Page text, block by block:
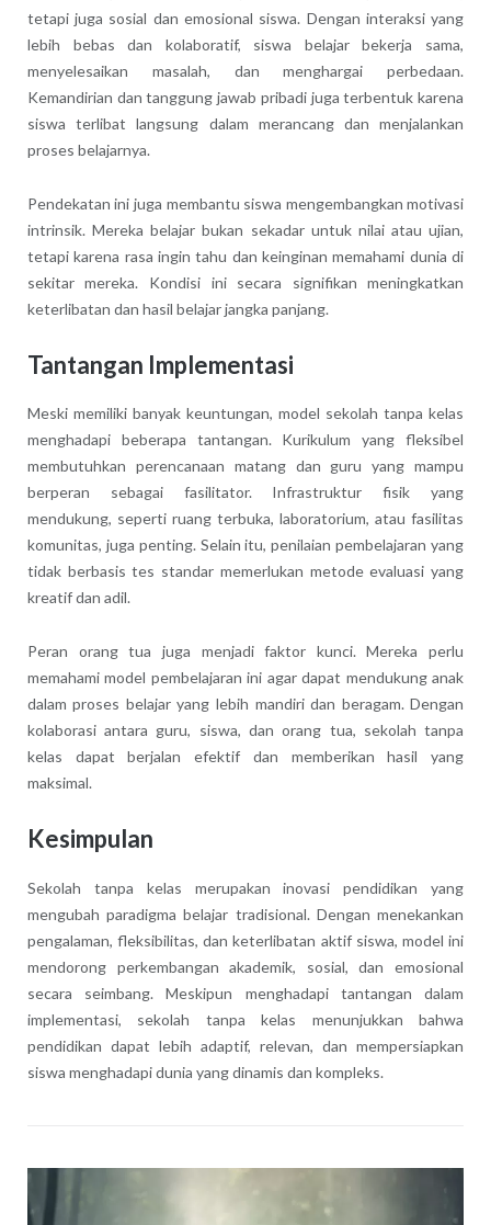
tetapi juga sosial dan emosional siswa. Dengan interaksi yang
lebih bebas dan kolaboratif, siswa belajar bekerja sama,
menyelesaikan masalah, dan menghargai perbedaan.
Kemandirian dan tanggung jawab pribadi juga terbentuk karena
siswa terlibat langsung dalam merancang dan menjalankan
proses belajarnya.
Pendekatan ini juga membantu siswa mengembangkan motivasi
intrinsik. Mereka belajar bukan sekadar untuk nilai atau ujian,
tetapi karena rasa ingin tahu dan keinginan memahami dunia di
sekitar mereka. Kondisi ini secara signifikan meningkatkan
keterlibatan dan hasil belajar jangka panjang.
Tantangan Implementasi
Meski memiliki banyak keuntungan, model sekolah tanpa kelas
menghadapi beberapa tantangan. Kurikulum yang fleksibel
membutuhkan perencanaan matang dan guru yang mampu
berperan sebagai fasilitator. Infrastruktur fisik yang
mendukung, seperti ruang terbuka, laboratorium, atau fasilitas
komunitas, juga penting. Selain itu, penilaian pembelajaran yang
tidak berbasis tes standar memerlukan metode evaluasi yang
kreatif dan adil.
Peran orang tua juga menjadi faktor kunci. Mereka perlu
memahami model pembelajaran ini agar dapat mendukung anak
dalam proses belajar yang lebih mandiri dan beragam. Dengan
kolaborasi antara guru, siswa, dan orang tua, sekolah tanpa
kelas dapat berjalan efektif dan memberikan hasil yang
maksimal.
Kesimpulan
Sekolah tanpa kelas merupakan inovasi pendidikan yang
mengubah paradigma belajar tradisional. Dengan menekankan
pengalaman, fleksibilitas, dan keterlibatan aktif siswa, model ini
mendorong perkembangan akademik, sosial, dan emosional
secara seimbang. Meskipun menghadapi tantangan dalam
implementasi, sekolah tanpa kelas menunjukkan bahwa
pendidikan dapat lebih adaptif, relevan, dan mempersiapkan
siswa menghadapi dunia yang dinamis dan kompleks.